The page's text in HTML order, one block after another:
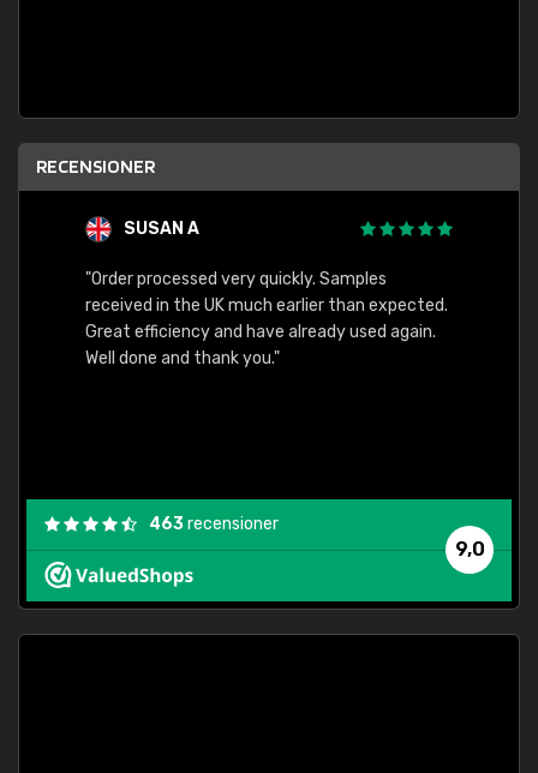
RECENSIONER
SUSAN A
"Order processed very quickly. Samples
received in the UK much earlier than expected.
Great efficiency and have already used again.
Well done and thank you."
9,0
463recensioner